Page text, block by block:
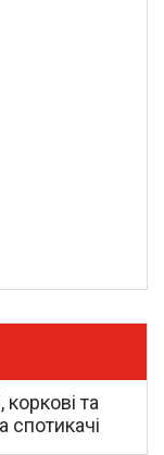
коркові та
спотикачі